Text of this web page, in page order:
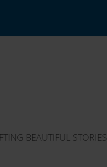
BEAUTIFUL STORIES